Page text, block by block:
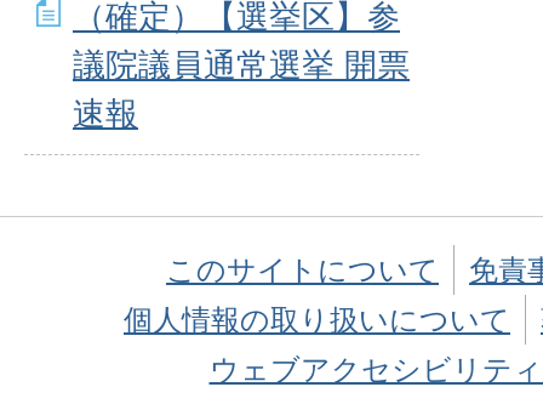
（確定）【選挙区】参
議院議員通常選挙 開票
速報
このサイトについて
免責
個人情報の取り扱いについて
ウェブアクセシビリテ